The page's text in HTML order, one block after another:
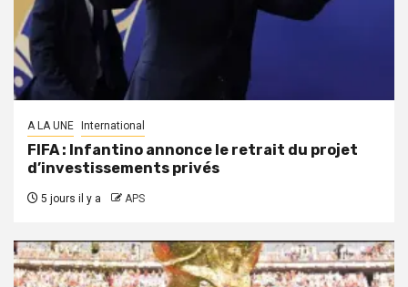
A LA UNE International
FIFA : Infantino annonce le retrait du projet
d’investissements privés
5 jours il y a APS